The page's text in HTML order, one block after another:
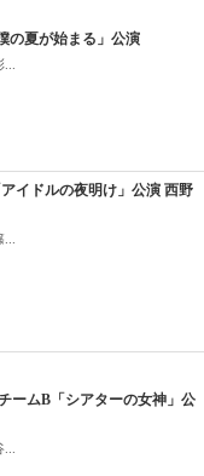
の夏が始まる」公演
イドルの夜明け」公演 西野
ームB「シアターの女神」公